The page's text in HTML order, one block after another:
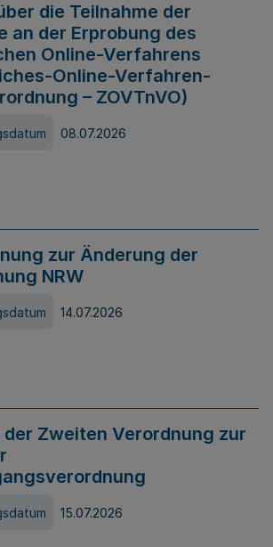
die Teilnahme der
an der Erprobung des
Online-Verfahrens
Online-Verfahren-
– ZOVTnVO)
08.07.2026
zur Änderung der
NRW
14.07.2026
Zweiten Verordnung zur
15.07.2026